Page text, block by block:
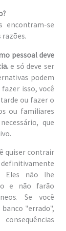
encontram-se
pessoal deve
e só deve ser
podem
isso, você
ou fazer o
ou familiares
que
quiser contrair
Eles não lhe
e não farão
Se você
"errado",